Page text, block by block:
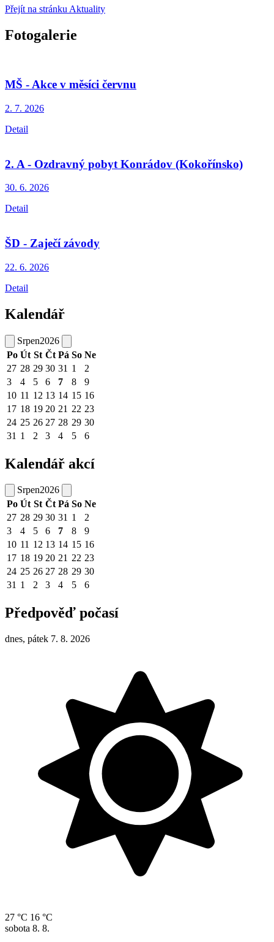
Přejít na stránku Aktuality
Fotogalerie
MŠ - Akce v měsíci červnu
2. 7. 2026
Detail
2. A - Ozdravný pobyt Konrádov (Kokořínsko)
30. 6. 2026
Detail
ŠD - Zaječí závody
22. 6. 2026
Detail
Kalendář
Srpen2026
Po Út St Čt Pá So Ne
27 28 29 30 31 1
2
3
4 5 6 7 8
9
10 11 12 13 14 15 16
17 18 19 20 21 22 23
24 25 26 27 28 29 30
31 1 2 3 4 5 6
Kalendář akcí
Srpen2026
Po Út St Čt Pá So Ne
27 28 29 30 31 1
2
3
4 5 6 7 8
9
10 11 12 13 14 15 16
17 18 19 20 21 22 23
24 25 26 27 28 29 30
31 1 2 3 4 5 6
Předpověď počasí
dnes, pátek 7. 8. 2026
27 °C 16 °C
sobota 8. 8.